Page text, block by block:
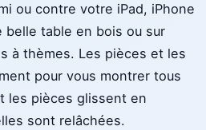
ou contre votre iPad, iPhone
belle table en bois ou sur
à thèmes. Les pièces et les
pour vous montrer tous
les pièces glissent en
sont relâchées.